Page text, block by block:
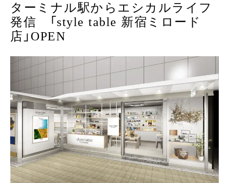
ターミナル駅からエシカルライフ
発信 「style table 新宿ミロード
店」OPEN